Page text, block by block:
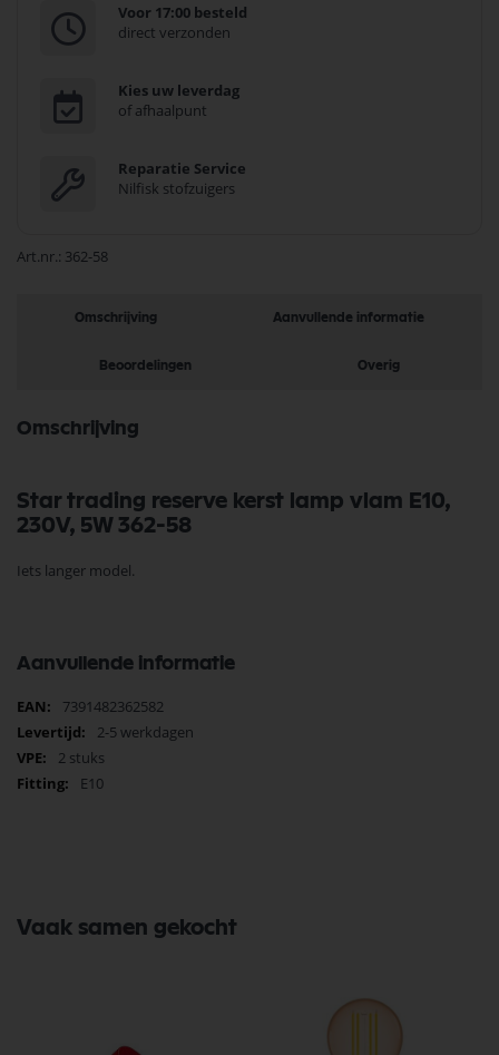
Voor 17:00 besteld
direct verzonden
Kies uw leverdag
of afhaalpunt
Reparatie Service
Nilfisk stofzuigers
Art.nr. 362-58
Omschrijving Aanvullende informatie
Beoordelingen Overig
Omschrijving
Star trading reserve kerst lamp vlam E10,
230V, 5W 362-58
Iets langer model.
Aanvullende informatie
Meer
informatie
7391482362582
2-5 werkdagen
2 stuks
E10
Vaak samen gekocht